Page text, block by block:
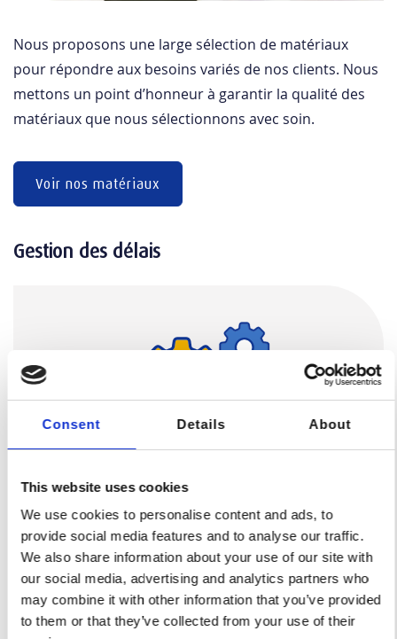
Consent Details About
This website uses cookies
We use cookies to personalise content and ads, to
provide social media features and to analyse our traffic.
We also share information about your use of our site with
our social media, advertising and analytics partners who
may combine it with other information that you’ve provided
to them or that they’ve collected from your use of their
Nous proposons une large sélection de matériaux
pour répondre aux besoins variés de nos clients. Nous
mettons un point d’honneur à garantir la qualité des
matériaux que nous sélectionnons avec soin.
Voir nos matériaux
Comprenez les facteurs qui influencent le planning
d’un projet et l’optimisation les délais de livraison de
vos pièces.
Gestion des délais